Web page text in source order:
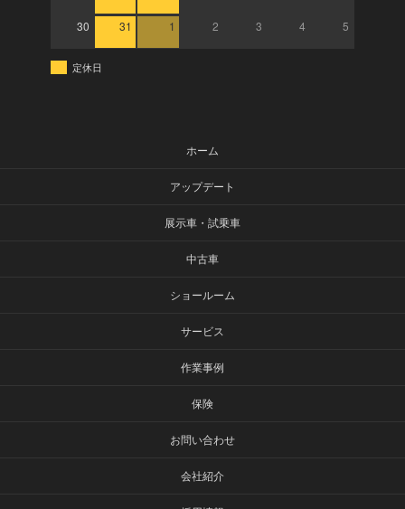
30 31 1 2 3 4 5
定休日
ホーム
アップデート
展示車・試乗車
中古車
ショールーム
サービス
作業事例
保険
お問い合わせ
会社紹介